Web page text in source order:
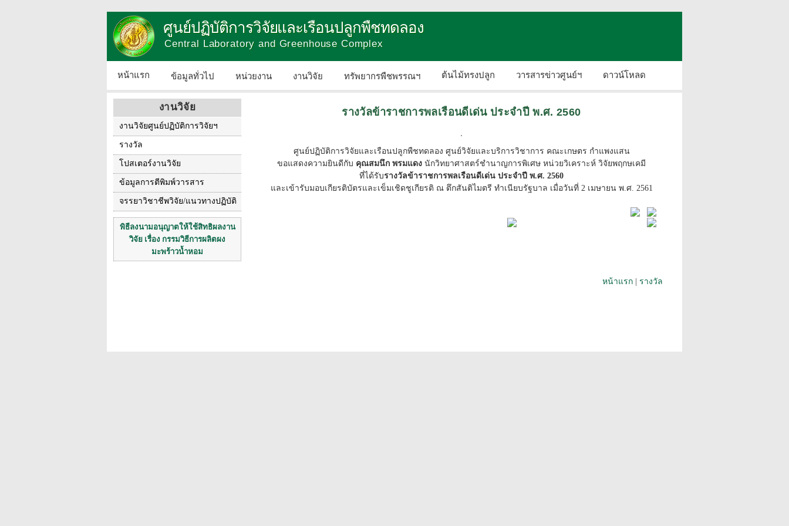
ศูนย์ปฏิบัติการวิจัยและเรือนปลูกพืชทดลอง
Central Laboratory and Greenhouse Complex
หน้าแรก ข้อมูลทั่วไป หน่วยงาน งานวิจัย ทรัพยากรพืชพรรณฯ ต้นไม้ทรงปลูก วารสารข่าวศูนย์ฯ ดาวน์โหลด
ติดต่อเรา
งานวิจัย
งานวิจัยศูนย์ปฏิบัติการวิจัยฯ
รางวัล
โปสเตอร์งานวิจัย
ข้อมูลการตีพิมพ์วารสาร
จรรยาวิชาชีพวิจัย/แนวทางปฏิบัติ
พิธีลงนามอนุญาตให้ใช้สิทธิผลงาน
วิจัย เรื่อง กรรมวิธีการผลิตผง
มะพร้าวน้ำหอม
รางวัลข้าราชการพลเรือนดีเด่น ประจำปี พ.ศ. 2560
ศูนย์ปฏิบัติการวิจัยและเรือนปลูกพืชทดลอง ศูนย์วิจัยและบริการวิชาการ คณะเกษตร กำแพงแสน
ขอแสดงความยินดีกับ คุณสมนึก พรมแดง นักวิทยาศาสตร์ชำนาญการพิเศษ หน่วยวิเคราะห์ วิจัยพฤกษเคมี
ที่ได้รับรางวัลข้าราชการพลเรือนดีเด่น ประจำปี พ.ศ. 2560
และเข้ารับมอบเกียรติบัตรและเข็มเชิดชูเกียรติ ณ ตึกสันติไมตรี ทำเนียบรัฐบาล เมื่อวันที่ 2 เมษายน พ.ศ. 2561
หน้าแรก รางวัล